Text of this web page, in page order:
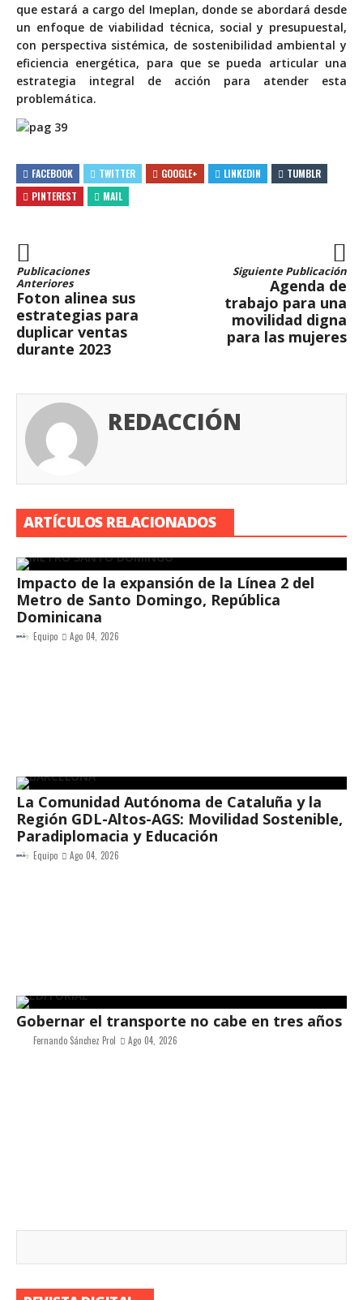
que estará a cargo del Imeplan, donde se abordará desde
un enfoque de viabilidad técnica, social y presupuestal,
con perspectiva sistémica, de sostenibilidad ambiental y
eficiencia energética, para que se pueda articular una
estrategia integral de acción para atender esta
problemática.
FACEBOOK TWITTER GOOGLE+ LINKEDIN
TUMBLR
PINTEREST
MAIL
Publicaciones
Anteriores
Foton alinea sus
estrategias para
duplicar ventas
durante 2023
Siguiente Publicación
Agenda de
trabajo para una
movilidad digna
para las mujeres
REDACCIÓN
ARTÍCULOS RELACIONADOS
Impacto de la expansión de la Línea 2 del
Metro de Santo Domingo, República
Dominicana
Equipo Ago 04, 2026
La Comunidad Autónoma de Cataluña y la
Región GDL-Altos-AGS: Movilidad Sostenible,
Paradiplomacia y Educación
Equipo Ago 04, 2026
Gobernar el transporte no cabe en tres años
Fernando Sánchez Prol Ago 04, 2026